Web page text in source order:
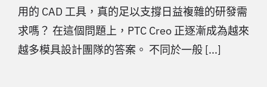
用的 CAD 工具，真的足以支撐日益複雜的研發需
求嗎？ 在這個問題上，PTC Creo 正逐漸成為越來
越多模具設計團隊的答案。 不同於一般 [...]